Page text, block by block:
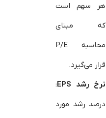
هر سهم است
که مبنای
محاسبه P/E
قرار می‌گیرد.
نرخ رشد
:
درصد رشد مورد